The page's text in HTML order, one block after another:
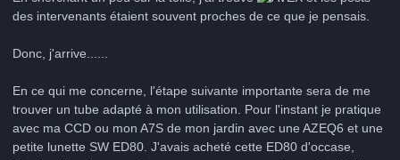
des intervenants étaient souvent proches de ce que je pensais.
Donc, j'arrive......
En ce qui me concerne, l'étape suivante importante sera de me
trouver un tube adapté à mon utilisation. Pour l'instant je pratique
avec ma CCD ou mon A7S de mon jardin avec une AZEQ6 et une
petite lunette SW ED80. J'avais acheté cette ED80 d'occase,